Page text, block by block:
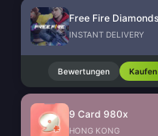
INSTANT DELIVERY
Bewertungen Kaufen
9 Card 980x
HONG KONG